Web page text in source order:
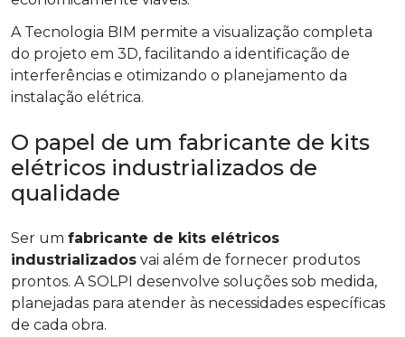
A Tecnologia BIM permite a visualização completa
do projeto em 3D, facilitando a identificação de
interferências e otimizando o planejamento da
instalação elétrica.
O papel de um fabricante de kits
elétricos industrializados de
qualidade
Ser um fabricante de kits elétricos
industrializados vai além de fornecer produtos
prontos. A SOLPI desenvolve soluções sob medida,
planejadas para atender às necessidades específicas
de cada obra.